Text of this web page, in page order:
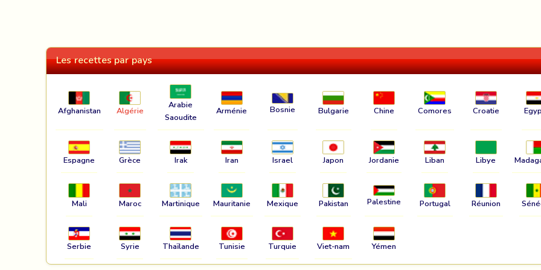
Les recettes par pays
Afghanistan Algérie
Arabie
Saoudite
Arménie Bosnie Bulgarie Chine Comores Croatie
Espagne Grèce Irak Iran Israel Japon Jordanie Liban Libye
Mali Maroc Martinique Mauritanie Mexique Pakistan Palestine Portugal Réunion
Serbie Syrie Thaïlande Tunisie Turquie Viet-nam Yémen